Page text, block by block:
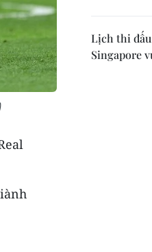
Lịch thi đấu
Singapore